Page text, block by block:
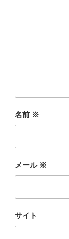
名前 ※
メール ※
サイト